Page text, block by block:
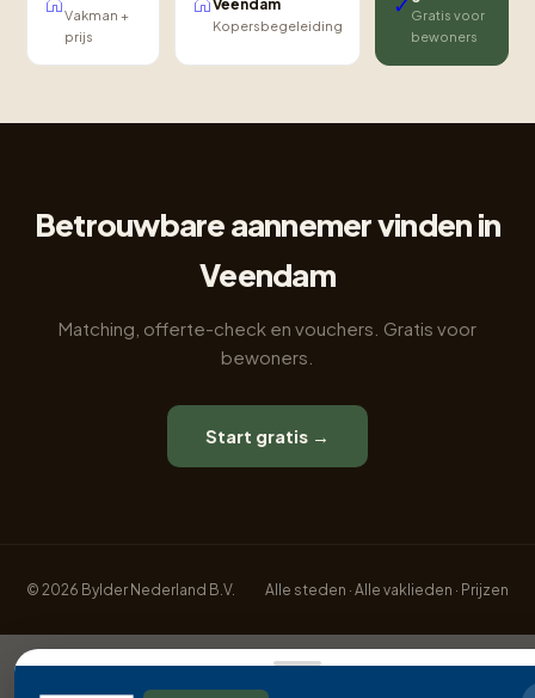
Vakman +
prijs
Veendam
Kopersbegeleiding
Gratis voor
bewoners
Betrouwbare aannemer vinden in
Veendam
Matching, offerte-check en vouchers. Gratis voor
bewoners.
Start gratis →
© 2026 Bylder Nederland B.V. Alle steden · Alle vaklieden · Prijzen